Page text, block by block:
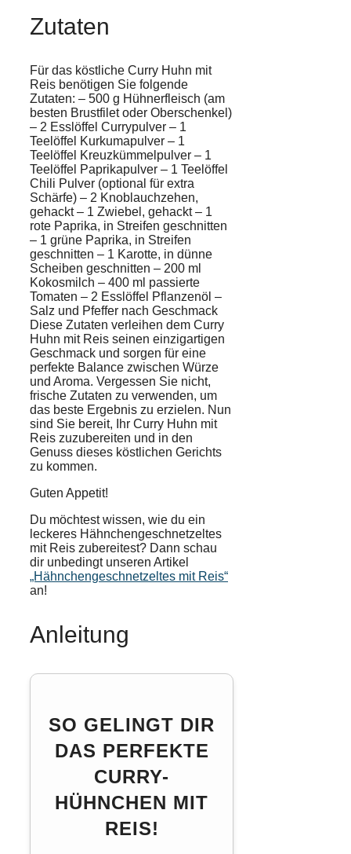
Zutaten
Für das köstliche Curry Huhn mit
Reis benötigen Sie folgende
Zutaten: – 500 g Hühnerfleisch (am
besten Brustfilet oder Oberschenkel)
– 2 Esslöffel Currypulver – 1
Teelöffel Kurkumapulver – 1
Teelöffel Kreuzkümmelpulver – 1
Teelöffel Paprikapulver – 1 Teelöffel
Chili Pulver (optional für extra
Schärfe) – 2 Knoblauchzehen,
gehackt – 1 Zwiebel, gehackt – 1
rote Paprika, in Streifen geschnitten
– 1 grüne Paprika, in Streifen
geschnitten – 1 Karotte, in dünne
Scheiben geschnitten – 200 ml
Kokosmilch – 400 ml passierte
Tomaten – 2 Esslöffel Pflanzenöl –
Salz und Pfeffer nach Geschmack
Diese Zutaten verleihen dem Curry
Huhn mit Reis seinen einzigartigen
Geschmack und sorgen für eine
perfekte Balance zwischen Würze
und Aroma. Vergessen Sie nicht,
frische Zutaten zu verwenden, um
das beste Ergebnis zu erzielen. Nun
sind Sie bereit, Ihr Curry Huhn mit
Reis zuzubereiten und in den
Genuss dieses köstlichen Gerichts
zu kommen.
Guten Appetit!
Du möchtest wissen, wie du ein
leckeres Hähnchengeschnetzeltes
mit Reis zubereitest? Dann schau
dir unbedingt unseren Artikel
„Hähnchengeschnetzeltes mit Reis“
an!
Anleitung
SO GELINGT DIR
DAS PERFEKTE
CURRY-
HÜHNCHEN MIT
REIS!